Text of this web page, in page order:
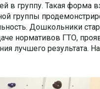
в группу. Такая форма
группы
Дошкольники
нормативов ГТО,
лучшего результата.